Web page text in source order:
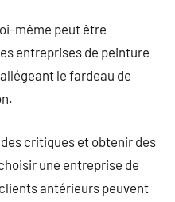
même peut être
entreprises de peinture
le fardeau de
critiques et obtenir des
une entreprise de
antérieurs peuvent